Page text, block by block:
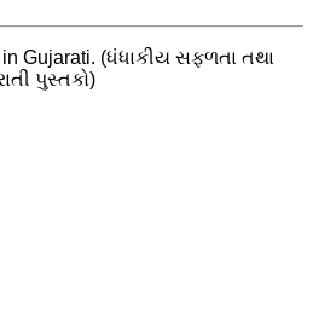
Gujarati. (ધંધાકીય સફળતા તથા
પુસ્તકો)